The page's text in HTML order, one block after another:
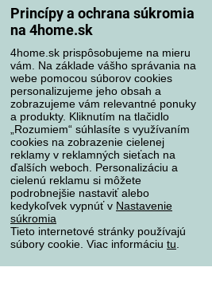
Princípy a ochrana súkromia
na 4home.sk
4home.sk prispôsobujeme na mieru
vám. Na základe vášho správania na
webe pomocou súborov cookies
personalizujeme jeho obsah a
zobrazujeme vám relevantné ponuky
a produkty. Kliknutím na tlačidlo
„Rozumiem“ súhlasíte s využívaním
cookies na zobrazenie cielenej
reklamy v reklamných sieťach na
ďalších weboch. Personalizáciu a
cielenú reklamu si môžete
podrobnejšie nastaviť alebo
kedykoľvek vypnúť v Nastavenie
súkromia
Tieto internetové stránky používajú
súbory cookie. Viac informáciu tu
Pravidlá spracovania recenzií
Spôsoby dopravy
Spôsoby platby
Spoľahlivý obchod